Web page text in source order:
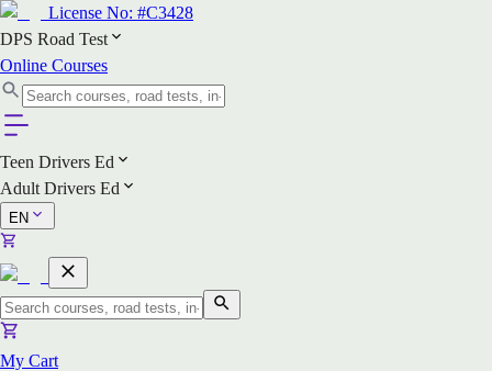
License No: #C3428
DPS Road Test
Online Courses
Teen Drivers Ed
Adult Drivers Ed
EN
My Cart